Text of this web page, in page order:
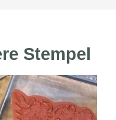
Stempel